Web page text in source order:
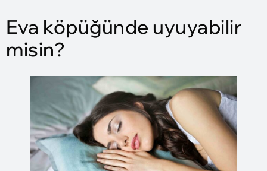
Eva köpüğünde uyuyabilir
misin?